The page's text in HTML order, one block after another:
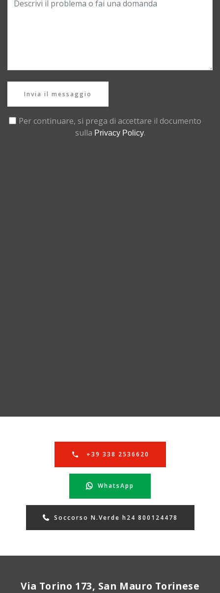
Invia il messaggio
Per continuare, si prega di accettare il documento
sulla Privacy Policy.
+39 338 2536620
WhatsApp
Soccorso N.Verde h24 800124478
Via Torino 173, San Mauro Torinese